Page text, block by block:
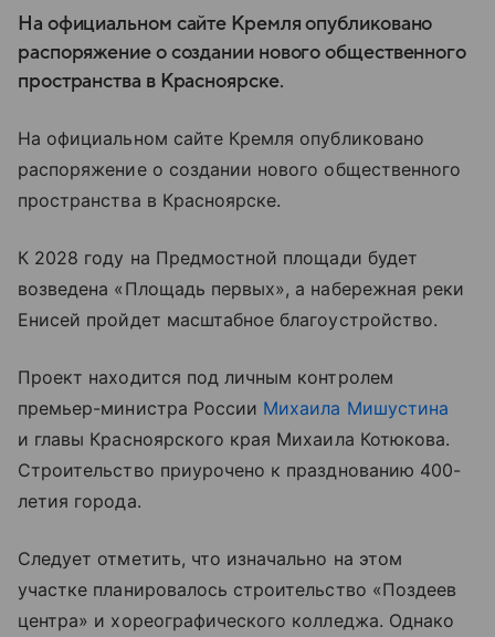
На официальном сайте Кремля опубликовано
распоряжение о создании нового общественного
пространства в Красноярске.
На официальном сайте Кремля опубликовано
распоряжение о создании нового общественного
пространства в Красноярске.
К 2028 году на Предмостной площади будет
возведена «Площадь первых», а набережная реки
Енисей пройдет масштабное благоустройство.
Проект находится под личным контролем
премьер-министра России Михаила Мишустина
и главы Красноярского края Михаила Котюкова.
Строительство приурочено к празднованию 400-
летия города.
Следует отметить, что изначально на этом
участке планировалось строительство «Поздеев
центра» и хореографического колледжа. Однако